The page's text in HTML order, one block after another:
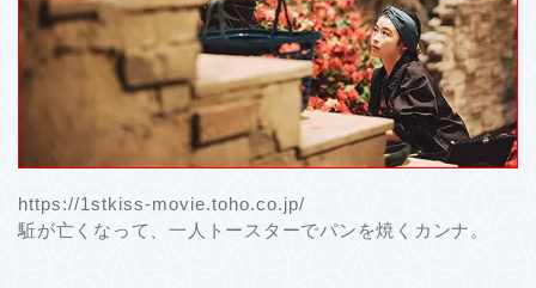
https://1stkiss-movie.toho.co.jp/
駈が亡くなって、一人トースターでパンを焼くカンナ。